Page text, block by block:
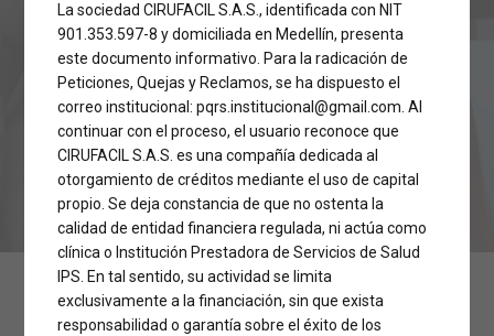
ABDOMINOPLASTIA ANTES Y DESPUÉS
Resultados Increíbles:
Abdominoplastia
Financiada
La sociedad CIRUFACIL S.A.S., identificada con NIT
901.353.597-8 y domiciliada en Medellín, presenta
este documento informativo. Para la radicación de
Peticiones, Quejas y Reclamos, se ha dispuesto el
correo institucional: pqrs.institucional@gmail.com. Al
continuar con el proceso, el usuario reconoce que
CIRUFACIL S.A.S. es una compañía dedicada al
otorgamiento de créditos mediante el uso de capital
propio. Se deja constancia de que no ostenta la
calidad de entidad financiera regulada, ni actúa como
clínica o Institución Prestadora de Servicios de Salud
IPS. En tal sentido, su actividad se limita
exclusivamente a la financiación, sin que exista
responsabilidad o garantía sobre el éxito de los